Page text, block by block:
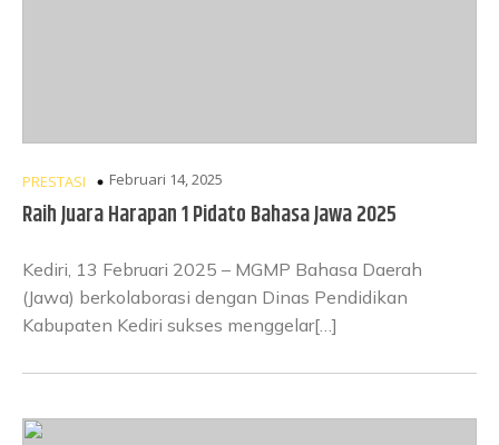
PRESTASI Februari 14, 2025
Raih Juara Harapan 1 Pidato Bahasa Jawa 2025
Kediri, 13 Februari 2025 – MGMP Bahasa Daerah
(Jawa) berkolaborasi dengan Dinas Pendidikan
Kabupaten Kediri sukses menggelar[…]